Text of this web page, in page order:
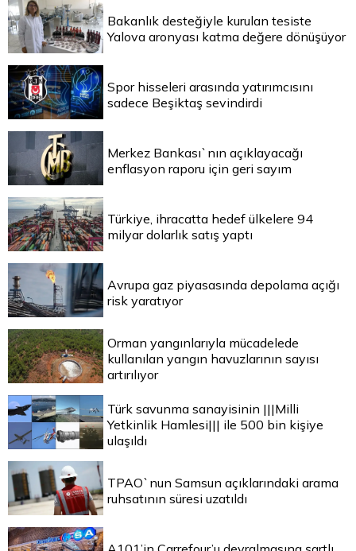
Bakanlık desteğiyle kurulan tesiste
Yalova aronyası katma değere dönüşüyor
Spor hisseleri arasında yatırımcısını
sadece Beşiktaş sevindirdi
Merkez Bankası`nın açıklayacağı
enflasyon raporu için geri sayım
Türkiye, ihracatta hedef ülkelere 94
milyar dolarlık satış yaptı
Avrupa gaz piyasasında depolama açığı
risk yaratıyor
Orman yangınlarıyla mücadelede
kullanılan yangın havuzlarının sayısı
artırılıyor
Türk savunma sanayisinin |||Milli
Yetkinlik Hamlesi||| ile 500 bin kişiye
ulaşıldı
TPAO`nun Samsun açıklarındaki arama
ruhsatının süresi uzatıldı